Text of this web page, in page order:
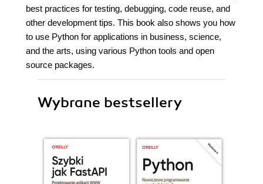
best practices for testing, debugging, code reuse, and
other development tips. This book also shows you how
to use Python for applications in business, science,
and the arts, using various Python tools and open
source packages.
Wybrane bestsellery